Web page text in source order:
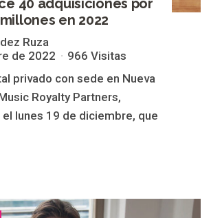
en 2022
Ruza
de 2022
966 Visitas
privado con sede en Nueva
Royalty Partners,
lunes 19 de diciembre, que